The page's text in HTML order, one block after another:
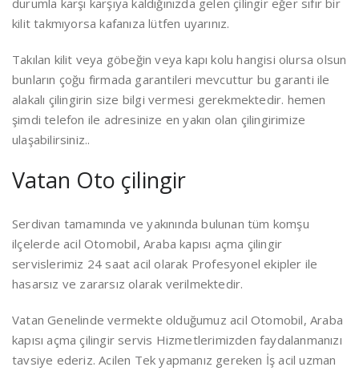
durumla karşı karşıya kaldığınızda gelen çilingir eğer sıfır bir
kilit takmıyorsa kafanıza lütfen uyarınız.
Takılan kilit veya göbeğin veya kapı kolu hangisi olursa olsun
bunların çoğu firmada garantileri mevcuttur bu garanti ile
alakalı çilingirin size bilgi vermesi gerekmektedir. hemen
şimdi telefon ile adresinize en yakın olan çilingirimize
ulaşabilirsiniz..
Vatan Oto çilingir
Serdivan tamamında ve yakınında bulunan tüm komşu
ilçelerde acil Otomobil, Araba kapısı açma çilingir
servislerimiz 24 saat acil olarak Profesyonel ekipler ile
hasarsız ve zararsız olarak verilmektedir.
Vatan Genelinde vermekte olduğumuz acil Otomobil, Araba
kapısı açma çilingir servis Hizmetlerimizden faydalanmanızı
tavsiye ederiz. Acilen Tek yapmanız gereken İş acil uzman